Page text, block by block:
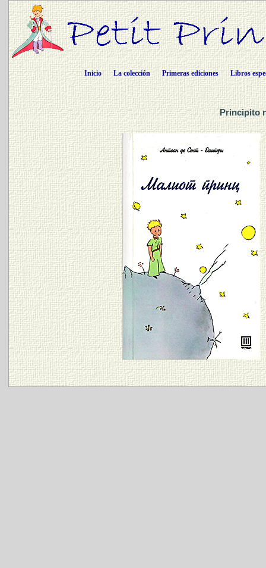
Inicio La colección Primeras ediciones Libros
Principito